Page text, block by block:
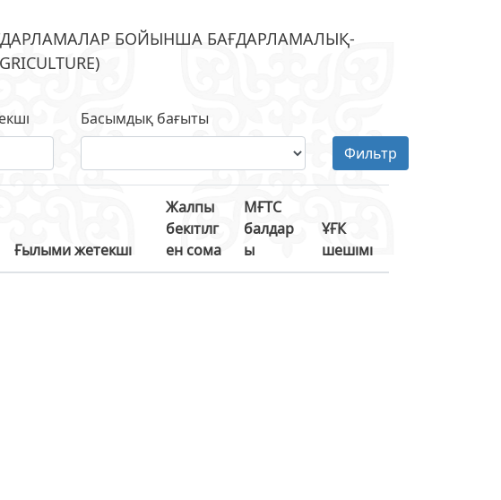
БОЙЫНША БАҒДАРЛАМАЛЫҚ-
Басымдық бағыты
Фильтр
Ғылыми жетекші
Жалпы
бекітілг
ен сома
МҒТС
балдар
ы
ҰҒК
шешімі